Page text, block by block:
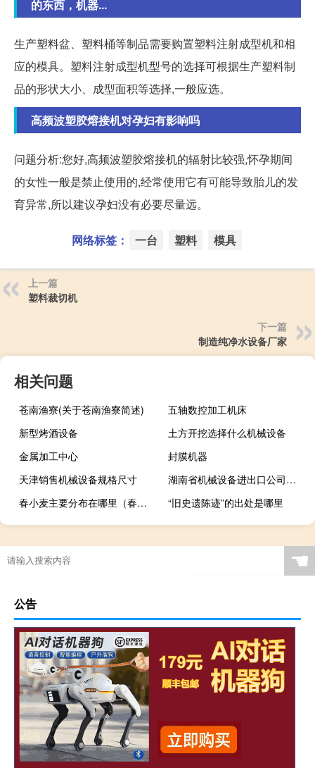
的东西，机器...
生产塑料盆、塑料桶等制品需要购置塑料注射成型机和相
应的模具。塑料注射成型机型号的选择可根据生产塑料制
品的形状大小、成型面积等选择,一般应选。
高频波塑胶熔接机对孕妇有影响吗
问题分析:您好,高频波塑胶熔接机的辐射比较强,怀孕期间
的女性一般是禁止使用的,经常使用它有可能导致胎儿的发
育异常,所以建议孕妇没有必要尽量远。
网络标签： 一台 塑料 模具
上一篇
塑料裁切机
下一篇
制造纯净水设备厂家
相关问题
苍南渔寮(关于苍南渔寮简述)
五轴数控加工机床
新型烤酒设备
土方开挖选择什么机械设备
金属加工中心
封膜机器
天津销售机械设备规格尺寸
湖南省机械设备进出口公司官网
春小麦主要分布在哪里（春小麦和冬小麦的分布）
“旧史遗陈迹”的出处是哪里
☚
公告